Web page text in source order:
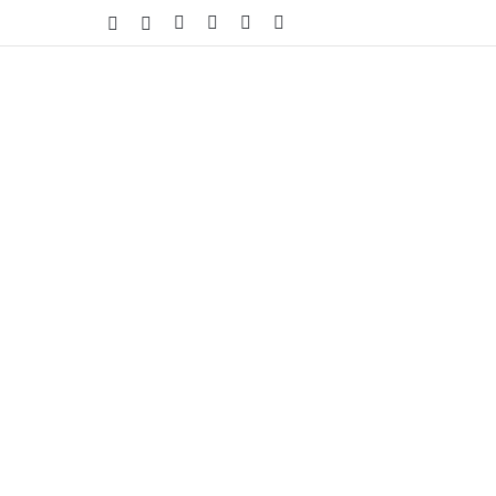
فيسبوك لينكدإنانستقرامتسجيل الدخول